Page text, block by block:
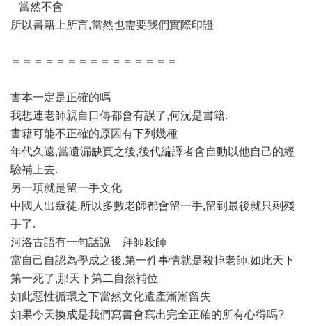
當然不會
所以書籍上所言,當然也需要我們實際印證
＝＝＝＝＝＝＝＝＝＝＝＝＝＝＝
書本一定是正確的嗎
我想連老師親自口傳都會有誤了,何況是書籍.
書籍可能不正確的原因有下列幾種
年代久遠,當遺漏缺頁之後,後代編譯者會自動以他自己的經
驗補上去.
另一項就是留一手文化
中國人出叛徒,所以多數老師都會留一手,留到最後就只剩殘
手了.
河洛古語有一句話說 拜師殺師
當自己自認為學成之後,第一件事情就是殺掉老師,如此天下
第一死了,那天下第二自然補位
如此惡性循環之下當然文化遺產漸漸留失
如果今天換成是我們寫書會寫出完全正確的所有心得嗎?